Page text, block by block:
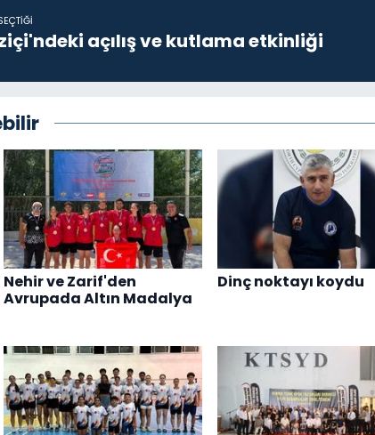
açılış ve kutlama etkinliği
Nehir ve Zarif'den
Avrupada Altın Madalya
Dinç noktayı koydu